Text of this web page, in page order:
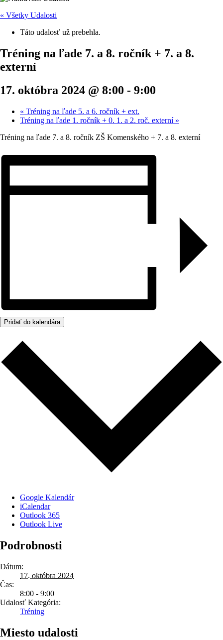
« Všetky Udalosti
Táto udalosť už prebehla.
Tréning na ľade 7. a 8. ročník + 7. a 8.
externí
17. októbra 2024 @ 8:00 - 9:00
« Tréning na ľade 5. a 6. ročník + ext.
Tréning na ľade 1. ročník + 0. 1. a 2. roč. externí »
Tréning na ľade 7. a 8. ročník ZŠ Komenského + 7. a 8. externí
Pridať do kalendára
Google Kalendár
iCalendar
Outlook 365
Outlook Live
Podrobnosti
Dátum:
17. októbra 2024
Čas:
8:00 - 9:00
Udalosť Kategória:
Tréning
Miesto udalosti